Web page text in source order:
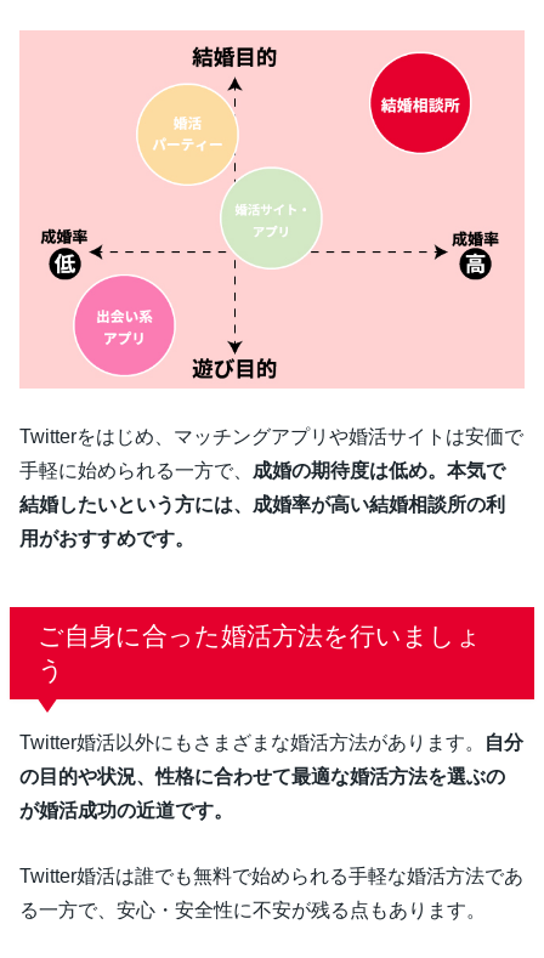
Twitterをはじめ、マッチングアプリや婚活サイトは安価で
手軽に始められる一方で、 成婚の期待度は低め。本気で
結婚したいという方には、成婚率が高い結婚相談所の利
用がおすすめです。
ご自身に合った婚活方法を行いましょ
う
Twitter婚活以外にもさまざまな婚活方法があります。 自分
の目的や状況、性格に合わせて最適な婚活方法を選ぶの
が婚活成功の近道です。
Twitter婚活は誰でも無料で始められる手軽な婚活方法であ
る一方で、安心・安全性に不安が残る点もあります。